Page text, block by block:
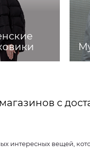
с
каталог самых интересных